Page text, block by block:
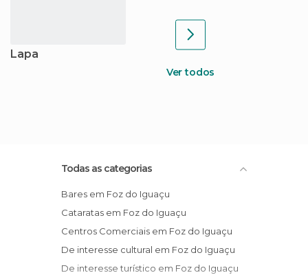
Lapa
Ver todos
Todas as categorias
Bares em Foz do Iguaçu
Cataratas em Foz do Iguaçu
Centros Comerciais em Foz do Iguaçu
De interesse cultural em Foz do Iguaçu
De interesse turístico em Foz do Iguaçu